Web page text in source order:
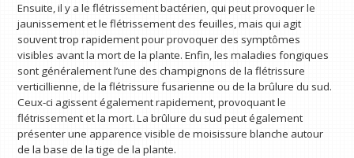
Ensuite, il y a le flétrissement bactérien, qui peut provoquer le
jaunissement et le flétrissement des feuilles, mais qui agit
souvent trop rapidement pour provoquer des symptômes
visibles avant la mort de la plante. Enfin, les maladies fongiques
sont généralement l’une des champignons de la flétrissure
verticillienne, de la flétrissure fusarienne ou de la brûlure du sud.
Ceux-ci agissent également rapidement, provoquant le
flétrissement et la mort. La brûlure du sud peut également
présenter une apparence visible de moisissure blanche autour
de la base de la tige de la plante.